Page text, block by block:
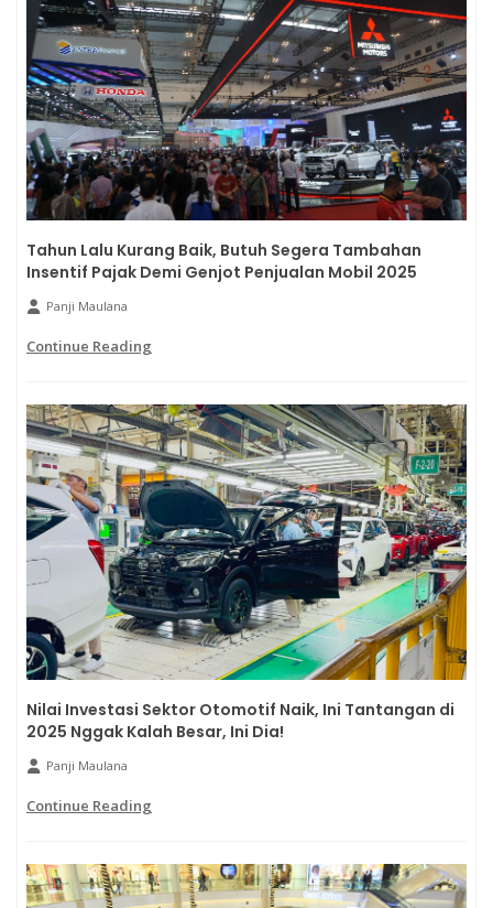
Tahun Lalu Kurang Baik, Butuh Segera Tambahan
Insentif Pajak Demi Genjot Penjualan Mobil 2025
Panji Maulana
Continue Reading
Nilai Investasi Sektor Otomotif Naik, Ini Tantangan di
2025 Nggak Kalah Besar, Ini Dia!
Panji Maulana
Continue Reading